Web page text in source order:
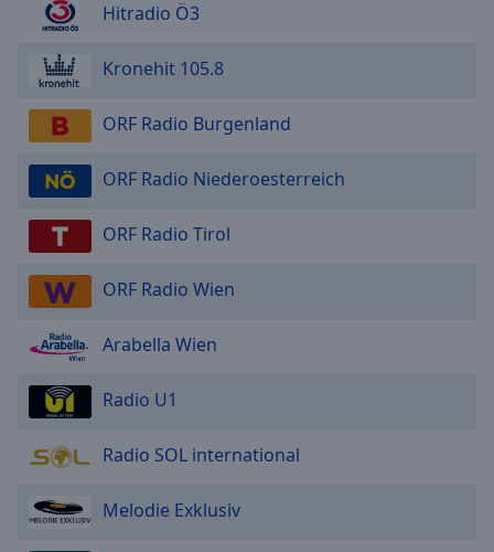
Hitradio Ö3
Kronehit 105.8
ORF Radio Burgenland
ORF Radio Niederoesterreich
ORF Radio Tirol
ORF Radio Wien
Arabella Wien
Radio U1
Radio SOL international
Melodie Exklusiv